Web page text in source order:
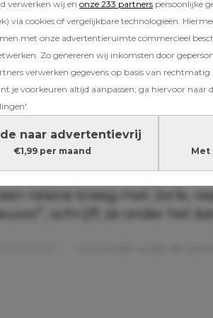
verwerken wij en onze 233 partners persoonlijke
via cookies of vergelijkbare technologieën.
met onze advertentieruimte commercieel
Zo genereren wij inkomsten door
verwerken gegevens op basis van
je voorkeuren altijd aanpassen; ga hiervoor naar
naar advertentievrij
€1,99 per maand Met
namelijk prachtig nieuws:
Marieke in
een post op haar
update”, waarop haar
zorgt meteen voor veel
als Marieke meedeed aan
relatie kreeg met Jorik,
schrijft ze onder het